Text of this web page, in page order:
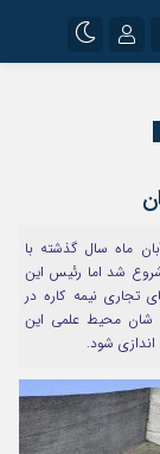
ماه سال گذشته با
شد اما رئیس این
تجاری نیمه کاره در
شان محیط علمی این
شود.